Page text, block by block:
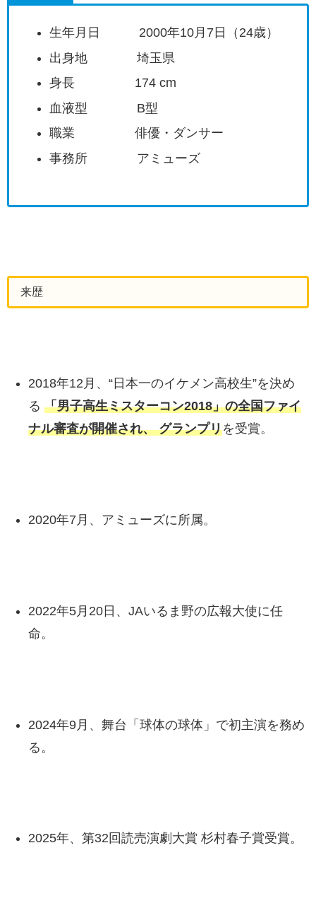
生年月日 2000年10月7日（24歳）
出身地 埼玉県
身長 174 cm
血液型 B型
職業 俳優・ダンサー
事務所 アミューズ
来歴
2018年12月、“日本一のイケメン高校生”を決め
る 「男子高生ミスターコン2018」の全国ファイ
ナル審査が開催され、 グランプリを受賞。
2020年7月、アミューズに所属。
2022年5月20日、JAいるま野の広報大使に任
命。
2024年9月、舞台「球体の球体」で初主演を務め
る。
2025年、第32回読売演劇大賞 杉村春子賞受賞。